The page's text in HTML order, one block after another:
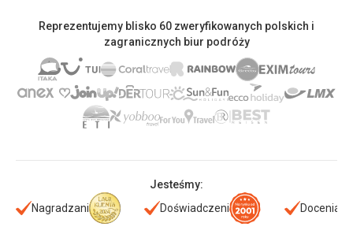
Reprezentujemy blisko 60 zweryfikowanych polskich i
zagranicznych biur podróży
Jesteśmy:
Nagradzani
Doświadczeni Doceniani